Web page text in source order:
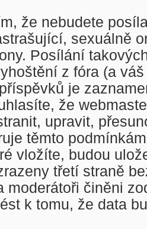
že nebudete
sexuálně
Posílání
z fóra (a
je
že
upravit,
těmto
vložíte, budou
třetí straně
moderátoři činěni
k tomu, že data